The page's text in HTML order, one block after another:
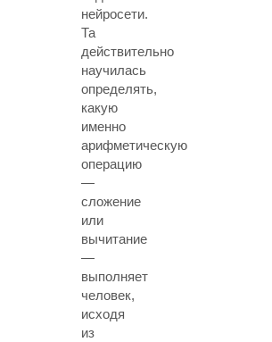
нейросети.
Та
действительно
научилась
определять,
какую
именно
арифметическую
операцию
—
сложение
или
вычитание
—
выполняет
человек,
исходя
из